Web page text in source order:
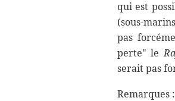
qui est
(sous-
pas
perte" le
serait pas
Remarques :